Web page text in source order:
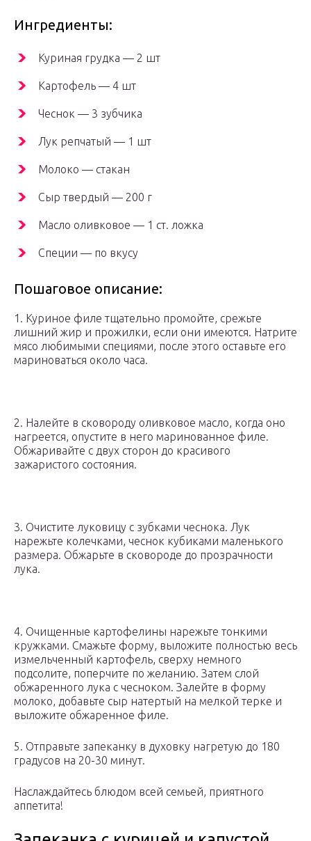
Ингредиенты:
Куриная грудка — 2 шт
Картофель — 4 шт
Чеснок — 3 зубчика
Лук репчатый — 1 шт
Молоко — стакан
Сыр твердый — 200 г
Масло оливковое — 1 ст. ложка
Специи — по вкусу
Пошаговое описание:
1. Куриное филе тщательно промойте, срежьте
лишний жир и прожилки, если они имеются. Натрите
мясо любимыми специями, после этого оставьте его
мариноваться около часа.
2. Налейте в сковороду оливковое масло, когда оно
нагреется, опустите в него маринованное филе.
Обжаривайте с двух сторон до красивого
зажаристого состояния.
3. Очистите луковицу с зубками чеснока. Лук
нарежьте колечками, чеснок кубиками маленького
размера. Обжарьте в сковороде до прозрачности
лука.
4. Очищенные картофелины нарежьте тонкими
кружками. Смажьте форму, выложите полностью весь
измельченный картофель, сверху немного
подсолите, поперчите по желанию. Затем слой
обжаренного лука с чесноком. Залейте в форму
молоко, добавьте сыр натертый на мелкой терке и
выложите обжаренное филе.
5. Отправьте запеканку в духовку нагретую до 180
градусов на 20-30 минут.
Наслаждайтесь блюдом всей семьей, приятного
аппетита!